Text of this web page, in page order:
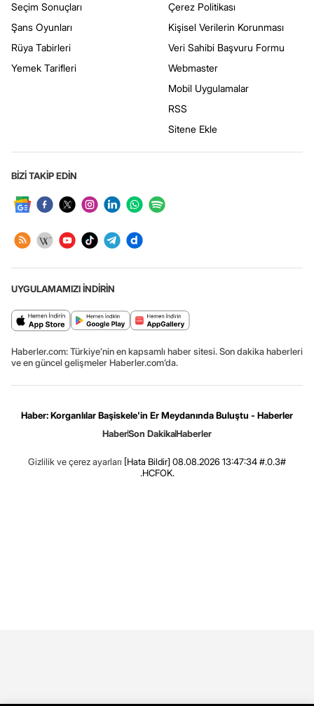
Seçim Sonuçları
Şans Oyunları
Rüya Tabirleri
Yemek Tarifleri
Çerez Politikası
Kişisel Verilerin Korunması
Veri Sahibi Başvuru Formu
Webmaster
Mobil Uygulamalar
RSS
Sitene Ekle
BİZİ TAKİP EDİN
UYGULAMAMIZI İNDİRİN
Haberler.com: Türkiye’nin en kapsamlı haber sitesi. Son dakika haberleri
ve en güncel gelişmeler Haberler.com’da.
Haber: Korganlılar Başiskele'in Er Meydanında Buluştu - Haberler
HaberSon DakikaHaberler
Gizlilik ve çerez ayarları [Hata Bildir] 08.08.2026 13:47:34 #.0.3#
.HCFOK.